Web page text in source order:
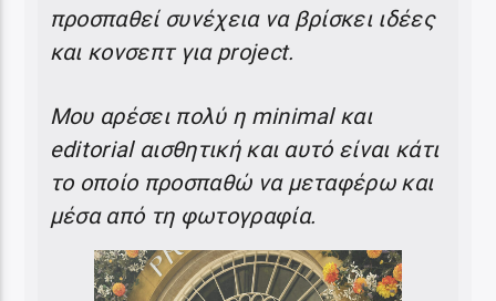
προσπαθεί συνέχεια να βρίσκει ιδέες
και κονσεπτ για project.
Μου αρέσει πολύ η minimal και
editorial αισθητική και αυτό είναι κάτι
το οποίο προσπαθώ να μεταφέρω και
μέσα από τη φωτογραφία.